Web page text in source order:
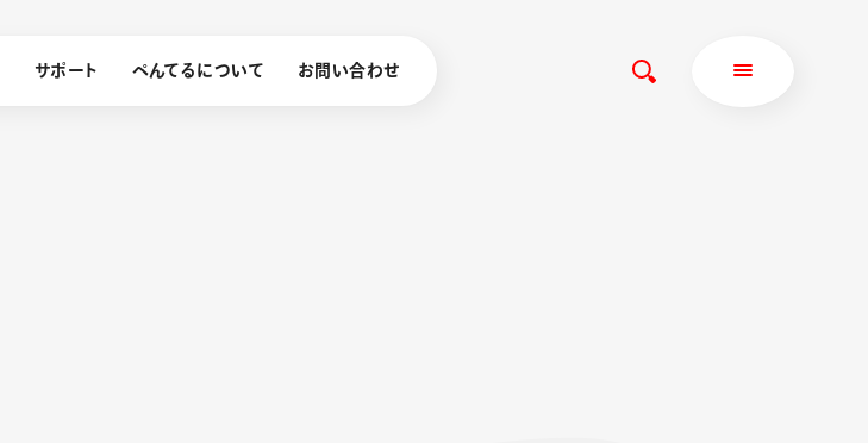
サポート ぺんてるについて お問い合わせ